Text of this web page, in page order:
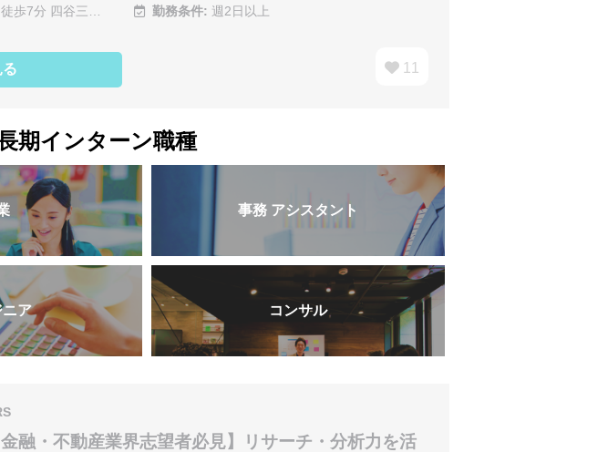
歩7分 四谷三… 勤務条件: 週2日以上
11
期インターン職種
事務 アシスタント
ニア コンサル
融・不動産業界志望者必見】リサーチ・分析力を活